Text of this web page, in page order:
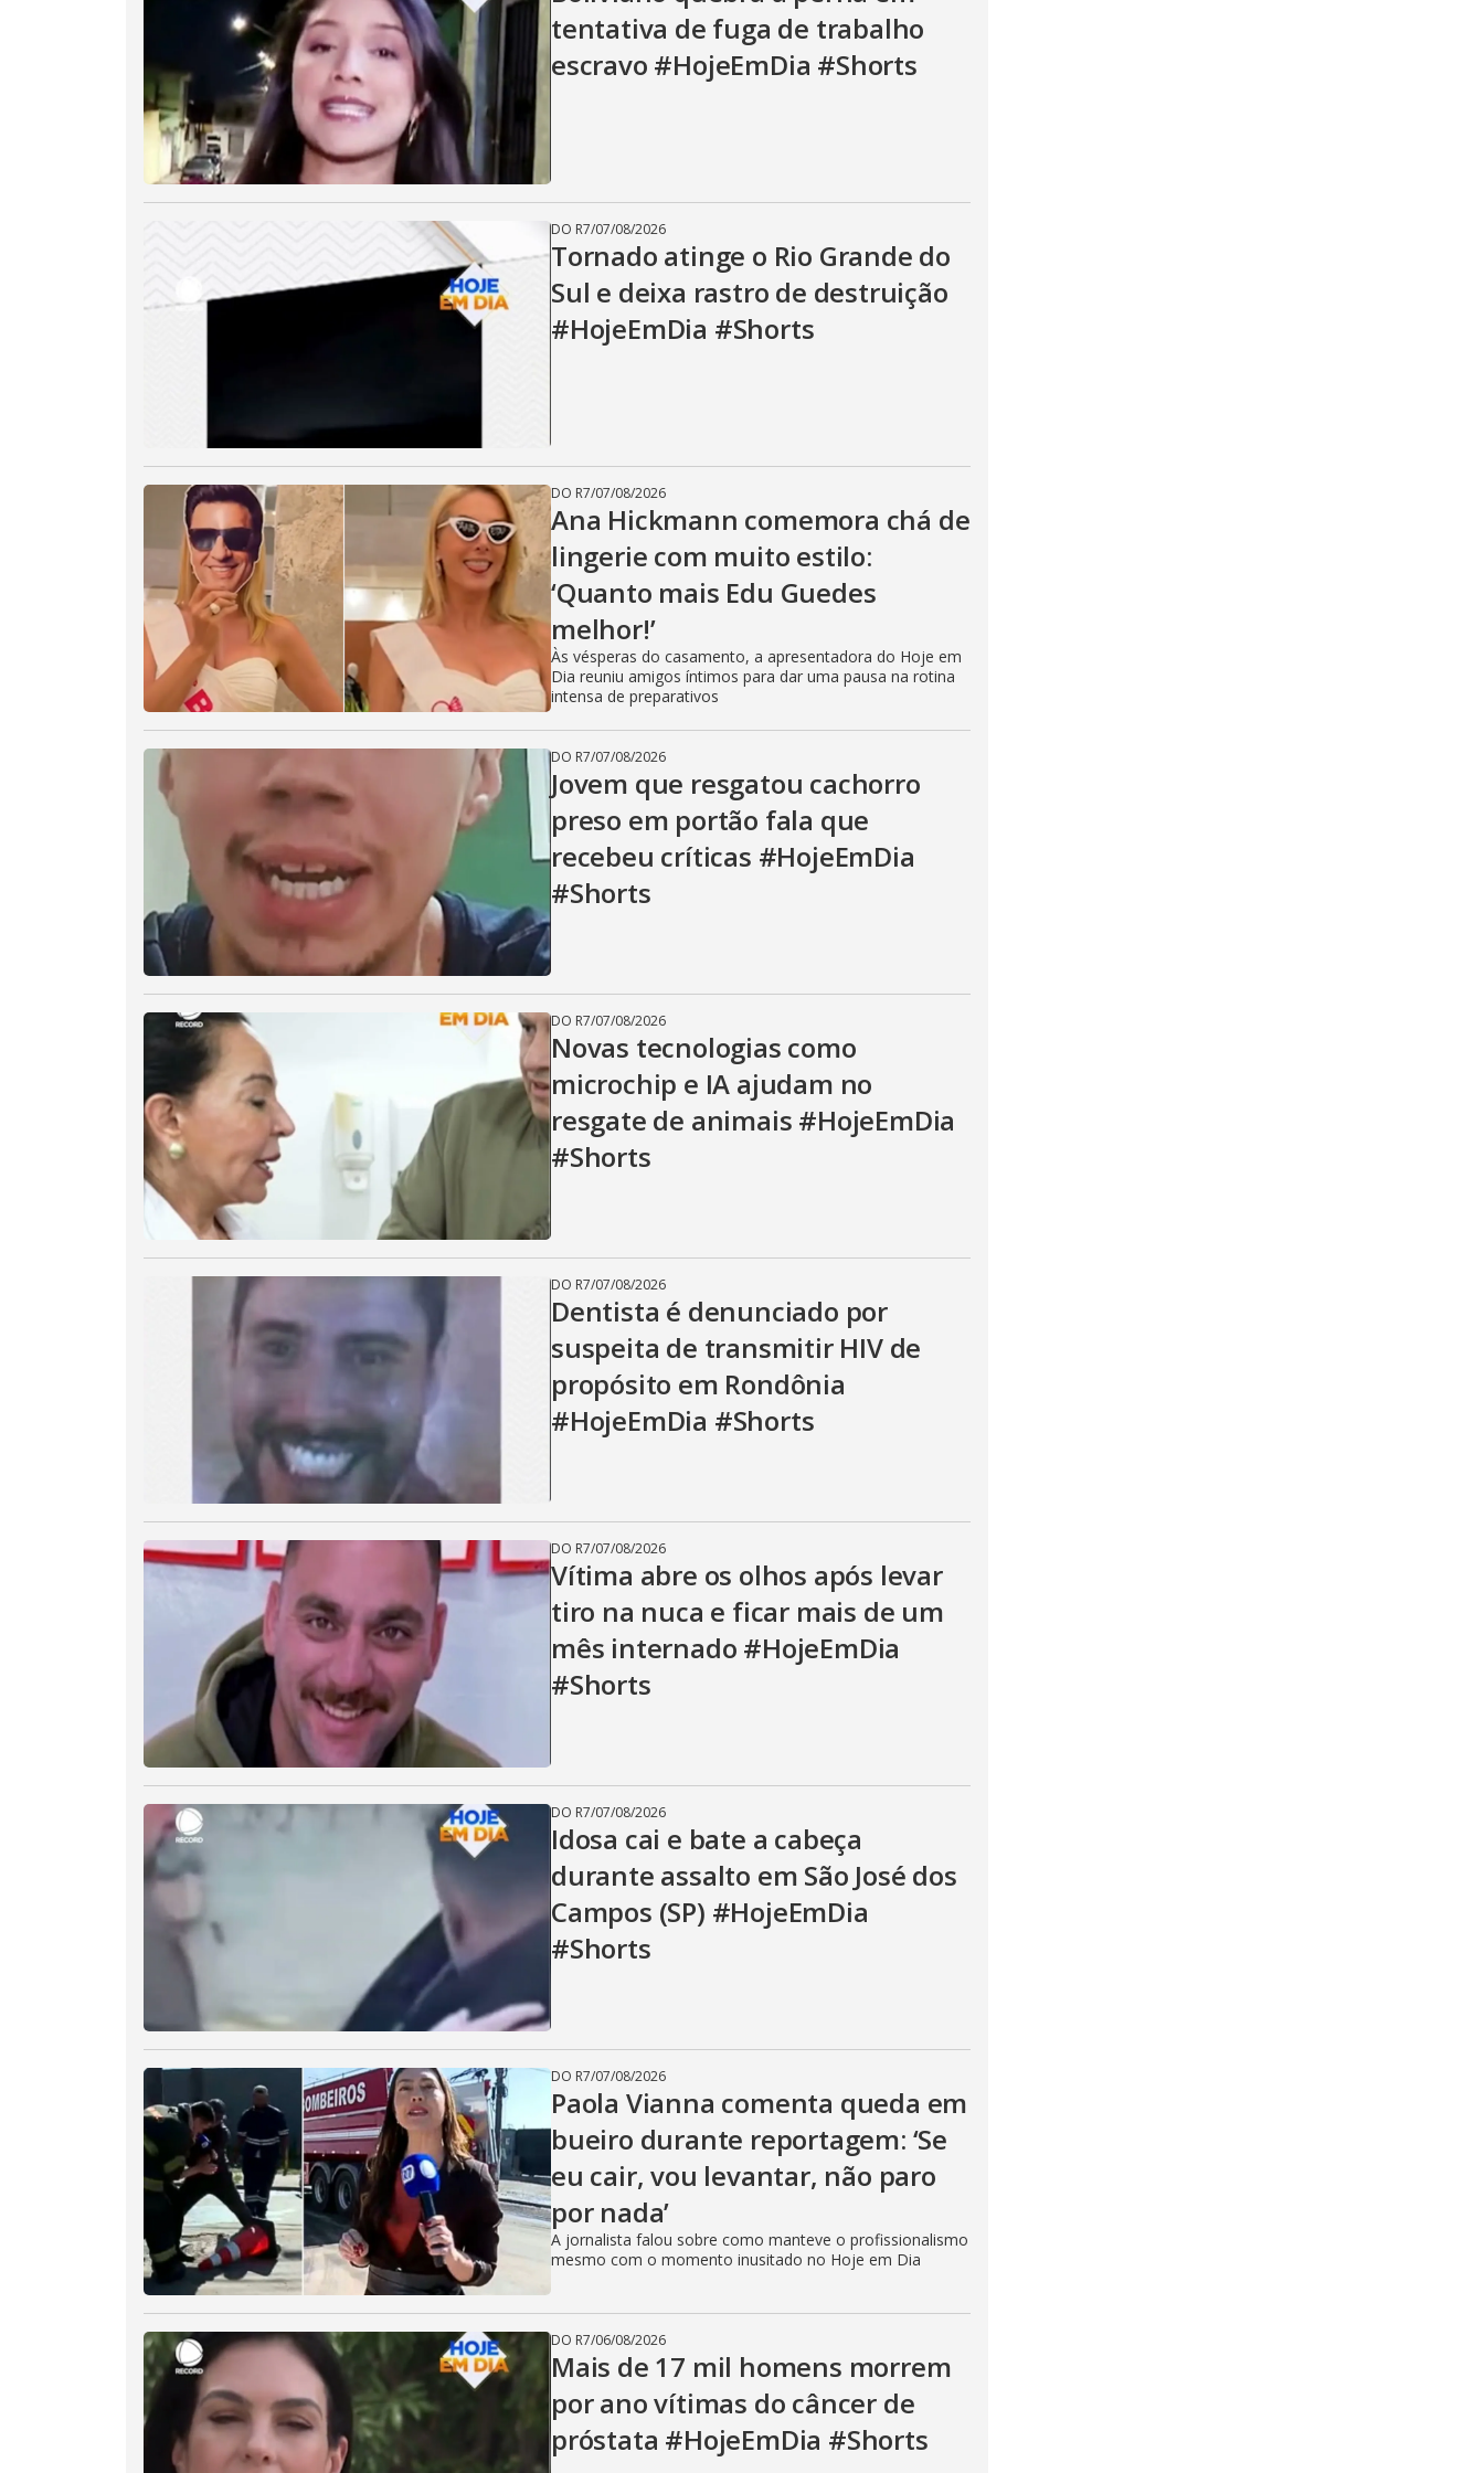
i
d
e
o
tentativa de fuga de trabalho
escravo #HojeEmDia #Shorts
DO R7/07/08/2026
Tornado atinge o Rio Grande do
Sul e deixa rastro de destruição
#HojeEmDia #Shorts
DO R7/07/08/2026
Ana Hickmann comemora chá de
lingerie com muito estilo:
‘Quanto mais Edu Guedes
melhor!’
Às vésperas do casamento, a apresentadora do Hoje em
Dia reuniu amigos íntimos para dar uma pausa na rotina
intensa de preparativos
DO R7/07/08/2026
Jovem que resgatou cachorro
preso em portão fala que
recebeu críticas #HojeEmDia
#Shorts
DO R7/07/08/2026
Novas tecnologias como
microchip e IA ajudam no
resgate de animais #HojeEmDia
#Shorts
DO R7/07/08/2026
Dentista é denunciado por
suspeita de transmitir HIV de
propósito em Rondônia
#HojeEmDia #Shorts
DO R7/07/08/2026
Vítima abre os olhos após levar
tiro na nuca e ficar mais de um
mês internado #HojeEmDia
#Shorts
DO R7/07/08/2026
Idosa cai e bate a cabeça
durante assalto em São José dos
Campos (SP) #HojeEmDia
#Shorts
DO R7/07/08/2026
Paola Vianna comenta queda em
bueiro durante reportagem: ‘Se
eu cair, vou levantar, não paro
por nada’
A jornalista falou sobre como manteve o profissionalismo
mesmo com o momento inusitado no Hoje em Dia
DO R7/06/08/2026
Mais de 17 mil homens morrem
por ano vítimas do câncer de
próstata #HojeEmDia #Shorts